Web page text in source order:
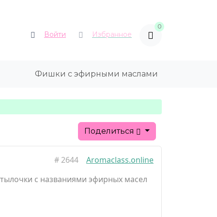
Войти Избранное
0
Фишки с эфирными маслами
Поделиться
# 2644
Aromaclass.online
с названиями эфирных масел